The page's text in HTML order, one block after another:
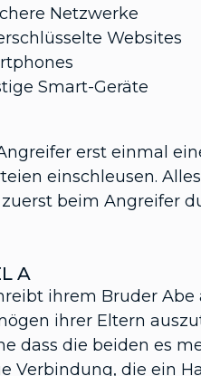
Netzwerke
Websites
Smart-Geräte
erst einmal
einschleusen.
beim Angreifer
A
ihrem Bruder
ihrer Eltern
dass die beiden es
Verbindung, die ein